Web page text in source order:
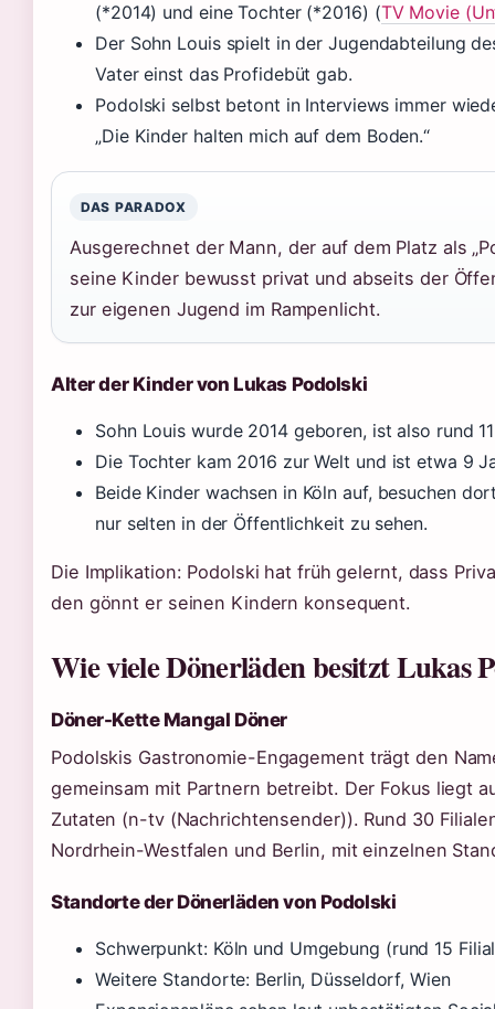
(*2014) und eine Tochter (*2016) (TV Movie
Der Sohn Louis spielt in der Jugendabteilung
Vater einst das Profidebüt gab.
Podolski selbst betont in Interviews immer
„Die Kinder halten mich auf dem Boden.“
DAS PARADOX
Ausgerechnet der Mann, der auf dem Platz als
seine Kinder bewusst privat und abseits der
zur eigenen Jugend im Rampenlicht.
Alter der Kinder von Lukas Podolski
Sohn Louis wurde 2014 geboren, ist also rund
Die Tochter kam 2016 zur Welt und ist etwa 9
Beide Kinder wachsen in Köln auf, besuchen
nur selten in der Öffentlichkeit zu sehen.
Die Implikation: Podolski hat früh gelernt, dass
den gönnt er seinen Kindern konsequent.
Wie viele Dönerläden besitzt Lukas
Döner-Kette Mangal Döner
Podolskis Gastronomie-Engagement trägt den
gemeinsam mit Partnern betreibt. Der Fokus liegt
Zutaten (n-tv (Nachrichtensender)). Rund 30
Nordrhein-Westfalen und Berlin, mit einzelnen
Standorte der Dönerläden von Podolski
Schwerpunkt: Köln und Umgebung (rund 15
Weitere Standorte: Berlin, Düsseldorf, Wien